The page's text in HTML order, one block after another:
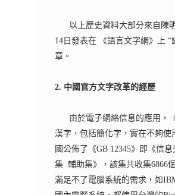
以上歷史資料大部分來自 陳
14 日發表在 《語言文字網》上 “
章。
2. 中國官方文字改革的經歷
由於電子網絡信息的應用，
漢字，包括簡化字，實在不夠使
國公佈了《GB 12345》即《信息
集 輔助集》，該集共收集6866
滿足不了電腦系統的需求，如